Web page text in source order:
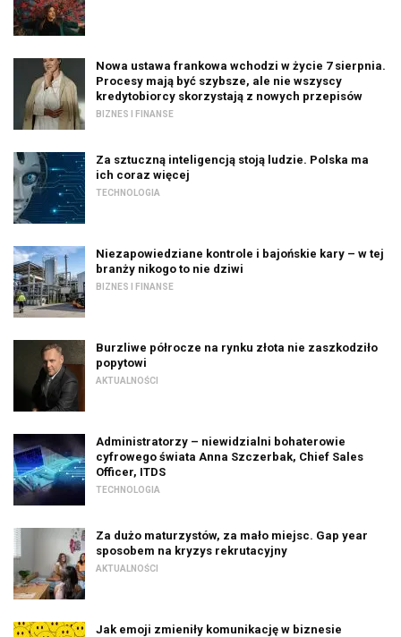
Nowa ustawa frankowa wchodzi w życie 7 sierpnia.
Procesy mają być szybsze, ale nie wszyscy
kredytobiorcy skorzystają z nowych przepisów
BIZNES I FINANSE
Za sztuczną inteligencją stoją ludzie. Polska ma
ich coraz więcej
TECHNOLOGIA
Niezapowiedziane kontrole i bajońskie kary – w tej
branży nikogo to nie dziwi
BIZNES I FINANSE
Burzliwe półrocze na rynku złota nie zaszkodziło
popytowi
AKTUALNOŚCI
Administratorzy – niewidzialni bohaterowie
cyfrowego świata Anna Szczerbak, Chief Sales
Officer, ITDS
TECHNOLOGIA
Za dużo maturzystów, za mało miejsc. Gap year
sposobem na kryzys rekrutacyjny
AKTUALNOŚCI
Jak emoji zmieniły komunikację w biznesie